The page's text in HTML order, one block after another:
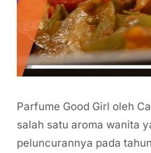
Parfume Good Girl oleh
salah satu aroma wanita
peluncurannya pada